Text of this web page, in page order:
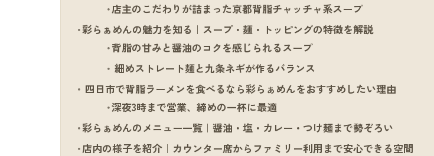
店主のこだわりが詰まった京都背脂チャッチャ系スープ
彩らぁめんの魅力を知る｜スープ・麺・トッピングの特徴を解説
背脂の甘みと醤油のコクを感じられるスープ
細めストレート麺と九条ネギが作るバランス
四日市で背脂ラーメンを食べるなら彩らぁめんをおすすめしたい理由
深夜3時まで営業、締めの一杯に最適
彩らぁめんのメニュー一覧｜醤油・塩・カレー・つけ麺まで勢ぞろい
店内の様子を紹介｜カウンター席からファミリー利用まで安心できる空間